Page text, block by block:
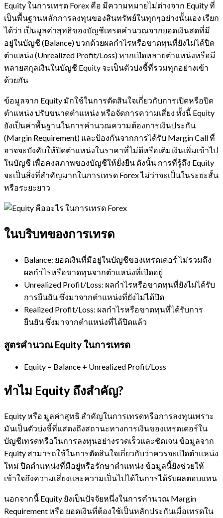
Equity ในการเทรด Forex คือ มีความหมายไม่ต่างจาก Equity ที่
เป็นพื้นฐานหลักการลงทุนของสินทรัพย์ในทุกๆอย่างนั้นเอง เรียก
ได้ว่า เป็นมูลค่าสุทธิของบัญชีเทรดคำนวณจากยอดเงินสดที่มี
อยู่ในบัญชี (Balance) บวกด้วยผลกำไรหรือขาดทุนที่ยังไม่ได้ปิด
ตำแหน่ง (Unrealized Profit/Loss) หากเปิดหลายตำแหน่งหรือมี
หลายสกุลเงินในบัญชี Equity จะเป็นตัวบ่งชี้ที่รวมทุกอย่างเข้า
ด้วยกัน
ข้อมูลจาก Equity มักใช้ในการตัดสินใจเกี่ยวกับการเปิดหรือปิด
ตำแหน่ง ปรับขนาดตำแหน่ง หรือจัดการความเสี่ยง ทั้งนี้ Equity
ยังเป็นค่าพื้นฐานในการคำนวณความต้องการเงินประกัน
(Margin Requirement) และป้องกันจากการได้รับ Margin Call ที่
อาจจะบังคับให้ปิดตำแหน่งในราคาที่ไม่ดีหรือเติมเงินเพิ่มเข้าไป
ในบัญชี เพื่อคงสภาพของบัญชีให้ยั่งยืน ดังนั้น การที่รู้ถึง Equity
จะเป็นสิ่งที่สำคัญมากในการเทรด Forex ไม่ว่าจะเป็นในระยะสั้น
หรือระยะยาว
ในบริบทของการเทรด
Balance: ยอดเงินที่มีอยู่ในบัญชีของเทรดเดอร์ ไม่รวมถึง
ผลกำไรหรือขาดทุนจากตำแหน่งที่เปิดอยู่
Unrealized Profit/Loss: ผลกำไรหรือขาดทุนที่ยังไม่ได้รับ
การยืนยัน ซึ่งมาจากตำแหน่งที่ยังไม่ได้ปิด
Realized Profit/Loss: ผลกำไรหรือขาดทุนที่ได้รับการ
ยืนยัน ซึ่งมาจากตำแหน่งที่ได้ปิดแล้ว
สูตรคำนวณ Equity ในการเทรด
Equity = Balance + Unrealized Profit/Loss
ทำไม Equity ถึงสำคัญ?
Equity หรือ มูลค่าสุทธิ สำคัญในการเทรดหรือการลงทุนเพราะ
มันเป็นตัวบ่งชี้ที่แสดงถึงสถานะทางการเงินของเทรดเดอร์ใน
บัญชีเทรดหรือในการลงทุนอย่างรวดเร็วและชัดเจน ข้อมูลจาก
Equity สามารถใช้ในการตัดสินใจเกี่ยวกับว่าควรจะเปิดตำแหน่ง
ใหม่ ปิดตำแหน่งที่มีอยู่หรือรักษาตำแหน่ง ข้อมูลนี้ยังช่วยให้
เข้าใจถึงความเสี่ยงและความเป็นไปได้ในการได้รับผลตอบแทน
นอกจากนี้ Equity ยังเป็นปัจจัยหนึ่งในการคำนวณ Margin
Requirement หรือ ยอดเงินที่ต้องใช้เป็นหลักประกันเมื่อเทรดใน